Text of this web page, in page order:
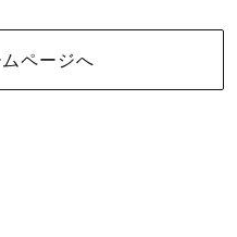
ページへ